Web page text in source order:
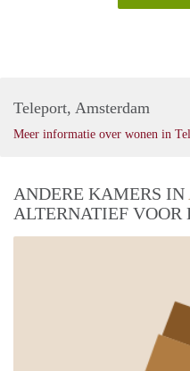
Teleport, Amsterdam
Meer informatie over wonen in
ANDERE KAMERS IN
ALTERNATIEF VOOR